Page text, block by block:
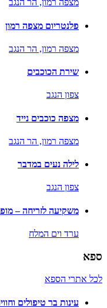
מצפה רמון, הר הנגב
פלנטריום מצפה רמון
מצפה רמון, הר הנגב
שירת הכוכבים
צפון הנגב
מצפה כוכבים נייד
מצפה רמון, הר הנגב
לילה נעים במדבר
צפון הנגב
משקיעה לזריחה –
ערד וים המלח
ספא
לכל אתרי הספא
עינות בר טיפולים